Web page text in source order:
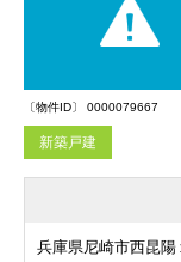
〔物件ID〕 0000079667
新築戸建
兵庫県尼崎市西昆陽